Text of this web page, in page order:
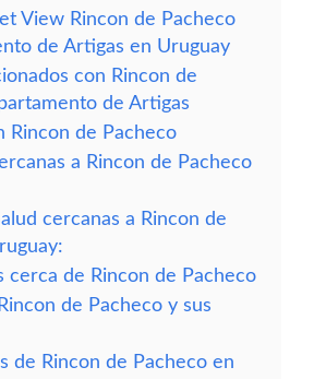
View Rincon de Pacheco
de Artigas en Uruguay
con Rincon de
de Artigas
Rincon de Pacheco
a Rincon de Pacheco
cercanas a Rincon de
cerca de Rincon de Pacheco
de Pacheco y sus
de Rincon de Pacheco en